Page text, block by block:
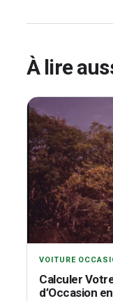
À lire
VOITURE
Calculer
d’Occasion